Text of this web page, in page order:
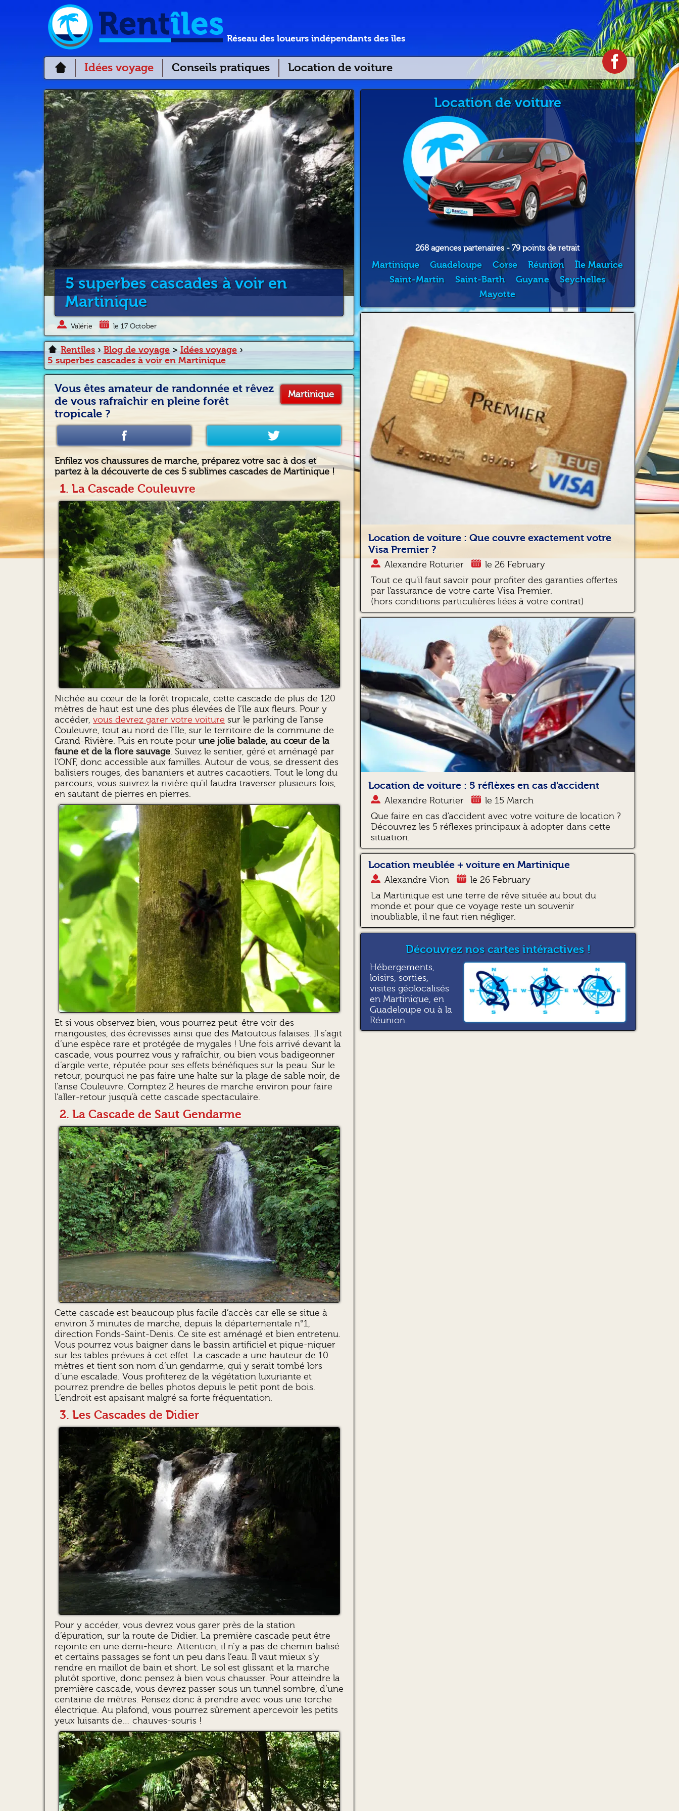
Réseau des loueurs indépendants des îles
Idées voyage Conseils pratiques Location de voiture
5 superbes cascades à voir en
Martinique
Valérie le 17 October
Rentîles › Blog de voyage> Idées voyage›
5 superbes cascades à voir en Martinique
Martinique
Vous êtes amateur de randonnée et rêvez
de vous rafraîchir en pleine forêt
tropicale ?
Enfilez vos chaussures de marche, préparez votre sac à dos et
partez à la découverte de ces 5 sublimes cascades de Martinique !
1. La Cascade Couleuvre
Nichée au cœur de la forêt tropicale, cette cascade de plus de 120
mètres de haut est une des plus élevées de l’île aux fleurs. Pour y
accéder, vous devrez garer votre voiture sur le parking de l’anse
Couleuvre, tout au nord de l’île, sur le territoire de la commune de
Grand-Rivière. Puis en route pour une jolie balade, au cœur de la
faune et de la flore sauvage. Suivez le sentier, géré et aménagé par
l’ONF, donc accessible aux familles. Autour de vous, se dressent des
balisiers rouges, des bananiers et autres cacaotiers. Tout le long du
parcours, vous suivrez la rivière qu’il faudra traverser plusieurs fois,
en sautant de pierres en pierres.
Et si vous observez bien, vous pourrez peut-être voir des
mangoustes, des écrevisses ainsi que des Matoutous falaises. Il s’agit
d’une espèce rare et protégée de mygales ! Une fois arrivé devant la
cascade, vous pourrez vous y rafraîchir, ou bien vous badigeonner
d’argile verte, réputée pour ses effets bénéfiques sur la peau. Sur le
retour, pourquoi ne pas faire une halte sur la plage de sable noir, de
l’anse Couleuvre. Comptez 2 heures de marche environ pour faire
l’aller-retour jusqu’à cette cascade spectaculaire.
2. La Cascade de Saut Gendarme
Cette cascade est beaucoup plus facile d’accès car elle se situe à
environ 3 minutes de marche, depuis la départementale n°1,
direction Fonds-Saint-Denis. Ce site est aménagé et bien entretenu.
Vous pourrez vous baigner dans le bassin artificiel et pique-niquer
sur les tables prévues à cet effet. La cascade a une hauteur de 10
mètres et tient son nom d’un gendarme, qui y serait tombé lors
d’une escalade. Vous profiterez de la végétation luxuriante et
pourrez prendre de belles photos depuis le petit pont de bois.
L’endroit est apaisant malgré sa forte fréquentation.
3. Les Cascades de Didier
Pour y accéder, vous devrez vous garer près de la station
d’épuration, sur la route de Didier. La première cascade peut être
rejointe en une demi-heure. Attention, il n’y a pas de chemin balisé
et certains passages se font un peu dans l’eau. Il vaut mieux s’y
rendre en maillot de bain et short. Le sol est glissant et la marche
plutôt sportive, donc pensez à bien vous chausser. Pour atteindre la
première cascade, vous devrez passer sous un tunnel sombre, d’une
centaine de mètres. Pensez donc à prendre avec vous une torche
électrique. Au plafond, vous pourrez sûrement apercevoir les petits
yeux luisants de… chauves-souris !
Location de voiture
268 agences partenaires - 79 points de retrait
Martinique Guadeloupe Corse Réunion
Île Maurice
Saint-Martin
Saint-Barth Guyane
Seychelles
Mayotte
Location de voiture : Que couvre exactement votre
Visa Premier ?
Alexandre Roturier
le 26 February
Tout ce qu'il faut savoir pour profiter des garanties offertes
par l'assurance de votre carte Visa Premier.
(hors conditions particulières liées à votre contrat)
Location de voiture : 5 réflèxes en cas d'accident
Alexandre Roturier
le 15 March
Que faire en cas d'accident avec votre voiture de location ?
Découvrez les 5 réflexes principaux à adopter dans cette
situation.
Location meublée + voiture en Martinique
Alexandre Vion
le 26 February
La Martinique est une terre de rêve située au bout du
monde et pour que ce voyage reste un souvenir
inoubliable, il ne faut rien négliger.
Découvrez nos cartes intéractives !
Hébergements,
loisirs, sorties,
visites géolocalisés
en Martinique, en
Guadeloupe ou à la
Réunion.